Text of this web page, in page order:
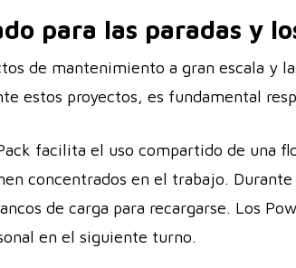
para las paradas y
de mantenimiento a gran escala y
estos proyectos, es fundamental
facilita el uso compartido de una
concentrados en el trabajo.
de carga para recargarse. Los
en el siguiente turno.